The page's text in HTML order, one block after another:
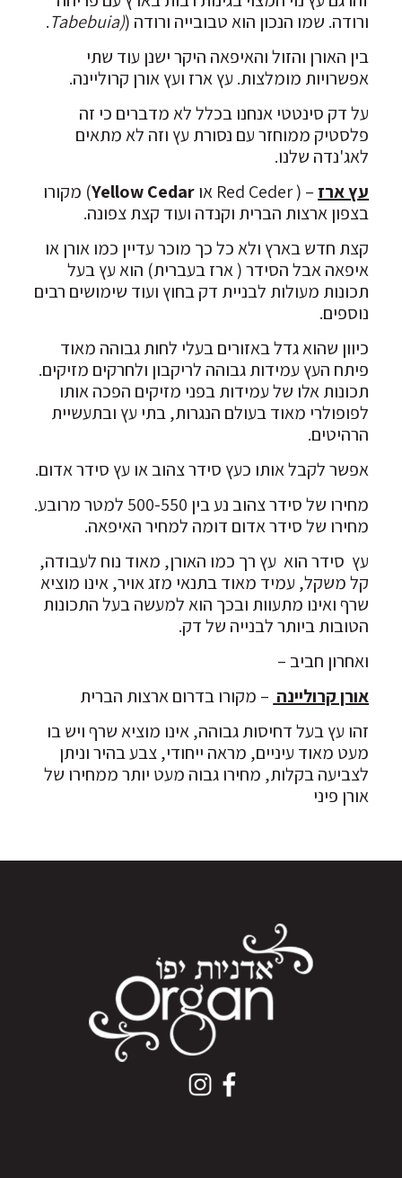
ורודה. שמו הנכון הוא טבובייה ורודה ((Tabebuia
.
בין האורן והזול והאיפאה היקר ישנן עוד שתי
אפשרויות מומלצות. עץ ארז ועץ אורן קרוליינה.
על דק סינטטי אנחנו בכלל לא מדברים כי זה
פלסטיק ממוחזר עם נסורת עץ וזה לא מתאים
לאג'נדה שלנו.
עץ ארז – ( Red Ceder או Yellow Cedar) מקורו
בצפון ארצות הברית וקנדה ועוד קצת צפונה.
קצת חדש בארץ ולא כל כך מוכר עדיין כמו אורן או
איפאה אבל הסידר ( ארז בעברית) הוא עץ בעל
תכונות מעולות לבניית דק בחוץ ועוד שימושים רבים
נוספים.
כיוון שהוא גדל באזורים בעלי לחות גבוהה מאוד
פיתח העץ עמידות גבוהה לריקבון ולחרקים מזיקים.
תכונות אלו של עמידות בפני מזיקים הפכה אותו
לפופולרי מאוד בעולם הנגרות, בתי עץ ובתעשיית
הרהיטים.
אפשר לקבל אותו כעץ סידר צהוב או עץ סידר אדום.
מחירו של סידר צהוב נע בין 500-550 למטר מרובע.
מחירו של סידר אדום דומה למחיר האיפאה.
עץ סידר הוא עץ רך כמו האורן, מאוד נוח לעבודה,
קל משקל, עמיד מאוד בתנאי מזג אויר, אינו מוציא
שרף ואינו מתעוות ובכך הוא למעשה בעל התכונות
הטובות ביותר לבנייה של דק.
ואחרון חביב –
אורן קרוליינה – מקורו בדרום ארצות הברית
זהו עץ בעל דחיסות גבוהה, אינו מוציא שרף ויש בו
מעט מאוד עיניים, מראה ייחודי, צבע בהיר וניתן
לצביעה בקלות, מחירו גבוה מעט יותר ממחירו של
אורן פיני